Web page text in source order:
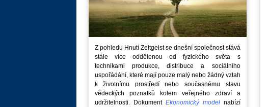
Z pohledu Hnutí Zeitgeist se dnešní společnost stává
stále více oddělenou od fyzického světa s
technikami produkce, distribuce a sociálního
uspořádání, které mají pouze malý nebo žádný vztah
k životnímu prostředí nebo současnému stavu
vědeckých poznatků kolem veřejného zdraví a
udržitelnosti. Dokument Ekonomický modelnabízí